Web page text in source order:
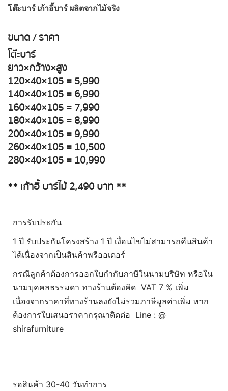
โต๊ะบาร์ เก้าอี้บาร์ ผลิตจากไม้จริง
ขนาด / ราคา
โต๊ะบาร์
ยาว×กว้าง×สูง
120×40×105 = 5,990
140×40×105 = 6,990
160×40×105 = 7,990
180×40×105 = 8,990
200×40×105 = 9,990
260×40×105 = 10,500
280×40×105 = 10,990
** เก้าอี้ บาร์ไม้ 2,490 บาท **
การรับประกัน
1 ปี รับประกันโครงสร้าง 1 ปี เงื่อนไขไม่สามารถคืนสินค้า
ได้เนื่องจากเป็นสินค้าพรีออเดอร์
กรณีลูกค้าต้องการออกใบกำกับภาษีในนามบริษัท หรือใน
นามบุคคลธรรมดา ทางร้านต้องคิด VAT 7 % เพิ่ม
เนื่องจากราคาที่ทางร้านลงยังไม่รวมภาษีมูลค่าเพิ่ม หาก
ต้องการใบเสนอราคากรุณาติดต่อ Line : @
shirafurniture
รอสินค้า 30-40 วันทำการ